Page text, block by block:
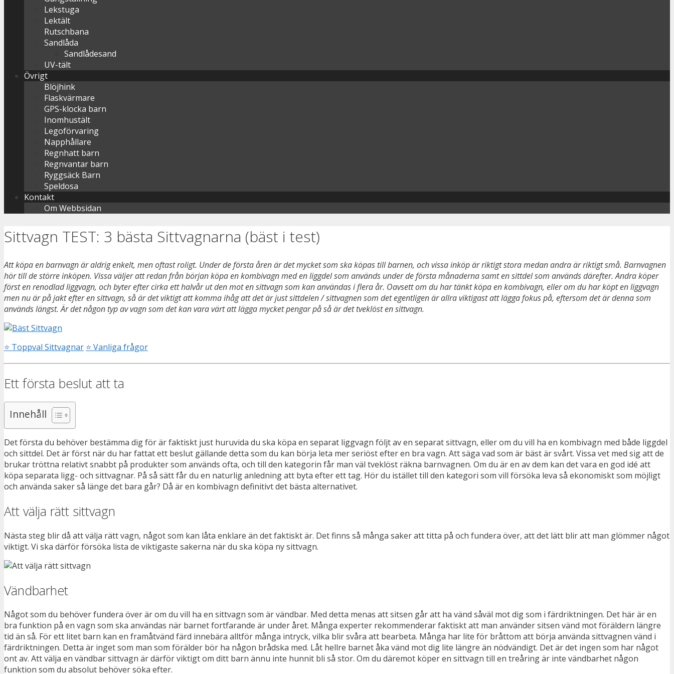
Lekstuga
Lektält
Rutschbana
Sandlåda
Sandlådesand
UV-tält
Övrigt
Blöjhink
Flaskvärmare
GPS-klocka barn
Inomhustält
Legoförvaring
Napphållare
Regnhatt barn
Regnvantar barn
Ryggsäck Barn
Speldosa
Kontakt
Om Webbsidan
Sittvagn TEST: 3 bästa Sittvagnarna (bäst i test)
Att köpa en barnvagn är aldrig enkelt, men oftast roligt. Under de första åren är det mycket som ska köpas till barnen, och vissa inköp är riktigt stora medan andra är riktigt små. Barnvagnen
hör till de större inköpen. Vissa väljer att redan från början köpa en kombivagn med en liggdel som används under de första månaderna samt en sittdel som används därefter. Andra köper
först en renodlad liggvagn, och byter efter cirka ett halvår ut den mot en sittvagn som kan användas i flera år. Oavsett om du har tänkt köpa en kombivagn, eller om du har köpt en liggvagn
men nu är på jakt efter en sittvagn, så är det viktigt att komma ihåg att det är just sittdelen / sittvagnen som det egentligen är allra viktigast att lägga fokus på, eftersom det är denna som
används längst. Är det någon typ av vagn som det kan vara värt att lägga mycket pengar på så är det tveklöst en sittvagn.
⭐ Toppval Sittvagnar ⭐ Vanliga frågor
Ett första beslut att ta
Innehåll
Det första du behöver bestämma dig för är faktiskt just huruvida du ska köpa en separat liggvagn följt av en separat sittvagn, eller om du vill ha en kombivagn med både liggdel
och sittdel. Det är först när du har fattat ett beslut gällande detta som du kan börja leta mer seriöst efter en bra vagn. Att säga vad som är bäst är svårt. Vissa vet med sig att de
brukar tröttna relativt snabbt på produkter som används ofta, och till den kategorin får man väl tveklöst räkna barnvagnen. Om du är en av dem kan det vara en god idé att
köpa separata ligg- och sittvagnar. På så sätt får du en naturlig anledning att byta efter ett tag. Hör du istället till den kategori som vill försöka leva så ekonomiskt som möjligt
och använda saker så länge det bara går? Då är en kombivagn definitivt det bästa alternativet.
Att välja rätt sittvagn
Nästa steg blir då att välja rätt vagn, något som kan låta enklare än det faktiskt är. Det finns så många saker att titta på och fundera över, att det lätt blir att man glömmer något
viktigt. Vi ska därför försöka lista de viktigaste sakerna när du ska köpa ny sittvagn.
Vändbarhet
Något som du behöver fundera över är om du vill ha en sittvagn som är vändbar. Med detta menas att sitsen går att ha vänd såväl mot dig som i färdriktningen. Det här är en
bra funktion på en vagn som ska användas när barnet fortfarande är under året. Många experter rekommenderar faktiskt att man använder sitsen vänd mot föräldern längre
tid än så. För ett litet barn kan en framåtvänd färd innebära alltför många intryck, vilka blir svåra att bearbeta. Många har lite för bråttom att börja använda sittvagnen vänd i
färdriktningen. Detta är inget som man som förälder bör ha någon brådska med. Låt hellre barnet åka vänd mot dig lite längre än nödvändigt. Det är det ingen som har något
ont av. Att välja en vändbar sittvagn är därför viktigt om ditt barn ännu inte hunnit bli så stor. Om du däremot köper en sittvagn till en treåring är inte vändbarhet någon
funktion som du absolut behöver söka efter.